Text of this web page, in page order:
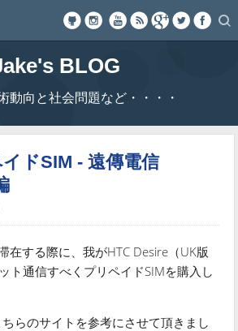
BLOG
動向と社会問題など・・・・
ドSIM - 遠傳電信
在する際に、我がHTC Desire（UK版
ト通信すべくプリペイドSIMを購入し
らのサイトを参考にさせて頂きまし